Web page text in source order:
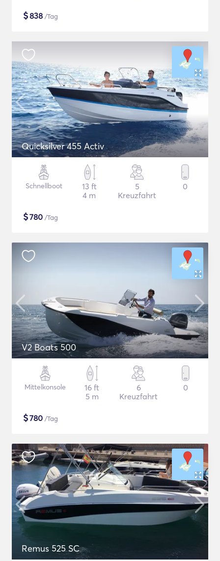
$838 /Tag
Quicksilver 455 Activ
Schnellboot
13 ft
4 m
5
Kreuzfahrt
0
$780 /Tag
V2 Boats 500
Mittelkonsole
16 ft
5 m
6
Kreuzfahrt
0
$780 /Tag
Remus 525 SC